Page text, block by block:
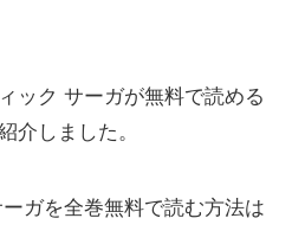
ック サーガが無料で読める
介しました。
ガを全巻無料で読む方法は